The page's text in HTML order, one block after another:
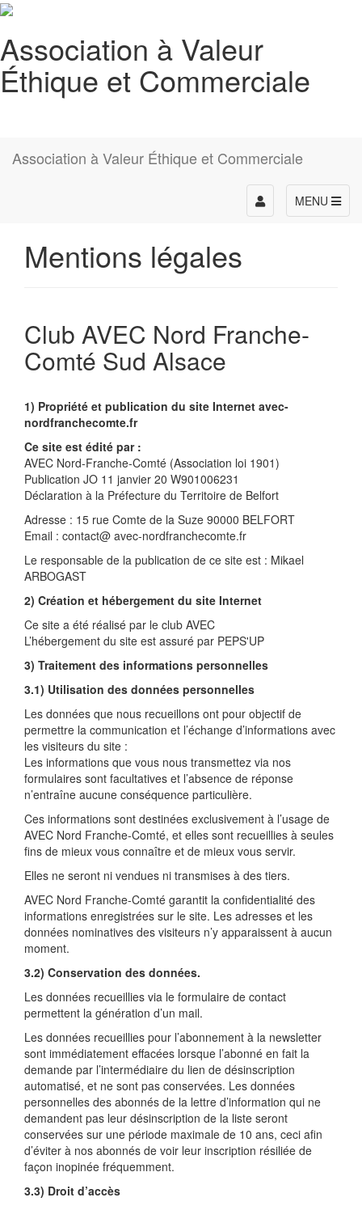
Association à Valeur
Éthique et Commerciale
Association à Valeur Éthique et Commerciale
MENU
Toggle
navigation
Mentions légales
Club AVEC Nord Franche-
Comté Sud Alsace
1) Propriété et publication du site Internet avec-
nordfranchecomte.fr
Ce site est édité par :
AVEC Nord-Franche-Comté (Association loi 1901)
Publication JO 11 janvier 20 W901006231
Déclaration à la Préfecture du Territoire de Belfort
Adresse : 15 rue Comte de la Suze 90000 BELFORT
Email : contact@ avec-nordfranchecomte.fr
Le responsable de la publication de ce site est : Mikael
ARBOGAST
2) Création et hébergement du site Internet
Ce site a été réalisé par le club AVEC
L’hébergement du site est assuré par PEPS'UP
3) Traitement des informations personnelles
3.1) Utilisation des données personnelles
Les données que nous recueillons ont pour objectif de
permettre la communication et l’échange d’informations avec
les visiteurs du site :
Les informations que vous nous transmettez via nos
formulaires sont facultatives et l’absence de réponse
n’entraîne aucune conséquence particulière.
Ces informations sont destinées exclusivement à l’usage de
AVEC Nord Franche-Comté, et elles sont recueillies à seules
fins de mieux vous connaître et de mieux vous servir.
Elles ne seront ni vendues ni transmises à des tiers.
AVEC Nord Franche-Comté garantit la confidentialité des
informations enregistrées sur le site. Les adresses et les
données nominatives des visiteurs n’y apparaissent à aucun
moment.
3.2) Conservation des données.
Les données recueillies via le formulaire de contact
permettent la génération d’un mail.
Les données recueillies pour l’abonnement à la newsletter
sont immédiatement effacées lorsque l’abonné en fait la
demande par l’intermédiaire du lien de désinscription
automatisé, et ne sont pas conservées. Les données
personnelles des abonnés de la lettre d’information qui ne
demandent pas leur désinscription de la liste seront
conservées sur une période maximale de 10 ans, ceci afin
d’éviter à nos abonnés de voir leur inscription résiliée de
façon inopinée fréquemment.
3.3) Droit d’accès